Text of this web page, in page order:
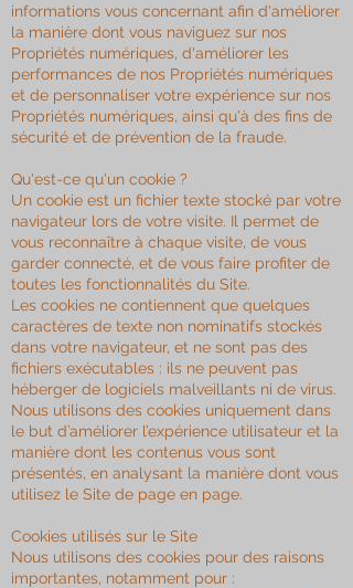
informations vous concernant afin d'améliorer
la manière dont vous naviguez sur nos
Propriétés numériques, d'améliorer les
performances de nos Propriétés numériques
et de personnaliser votre expérience sur nos
Propriétés numériques, ainsi qu'à des fins de
sécurité et de prévention de la fraude.
Qu'est-ce qu'un cookie ?
Un cookie est un fichier texte stocké par votre
navigateur lors de votre visite. Il permet de
vous reconnaître à chaque visite, de vous
garder connecté, et de vous faire profiter de
toutes les fonctionnalités du Site.
Les cookies ne contiennent que quelques
caractères de texte non nominatifs stockés
dans votre navigateur, et ne sont pas des
fichiers exécutables : ils ne peuvent pas
héberger de logiciels malveillants ni de virus.
Nous utilisons des cookies uniquement dans
le but d’améliorer l’expérience utilisateur et la
manière dont les contenus vous sont
présentés, en analysant la manière dont vous
utilisez le Site de page en page.
Cookies utilisés sur le Site
Nous utilisons des cookies pour des raisons
importantes, notamment pour :